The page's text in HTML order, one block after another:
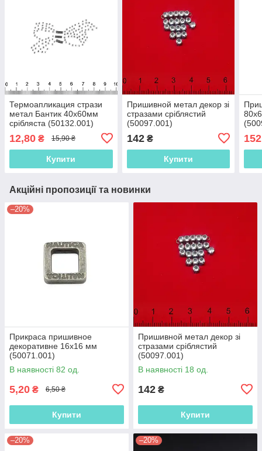
Термоапликация стрази
метал Бантик 40х60мм
срібляста (50132.001)
12,80 ₴ 15,90 ₴
Купити
Пришивной метал декор зі
стразами сріблястий
(50097.001)
142₴
Купити
Акційні пропозиції та новинки
–20%
Прикраса пришивное
декоративне 16х16 мм
(50071.001)
В наявності 82 од.
5,20 ₴ 6,50 ₴
Купити
Пришивной метал декор зі
стразами сріблястий
(50097.001)
В наявності 18 од.
142 ₴
Купити
–20% –20%